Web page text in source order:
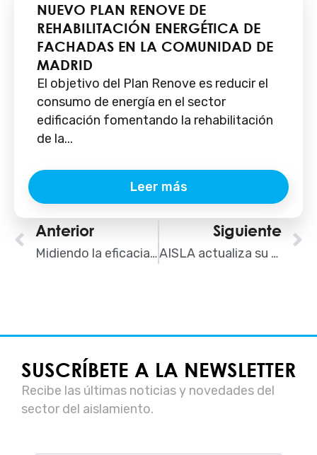
NUEVO PLAN RENOVE DE
REHABILITACIÓN ENERGÉTICA DE
FACHADAS EN LA COMUNIDAD DE
MADRID
El objetivo del Plan Renove es reducir el
consumo de energía en el sector
edificación fomentando la rehabilitación
de la...
Leer más
Ant
Anterior
Midiendo la eficacia de una rehabilitación energética
Siguiente
AISLA actualiza su página web
SUSCRÍBETE A LA NEWSLETTER
Recibe las últimas noticias y novedades del
sector del aislamiento.